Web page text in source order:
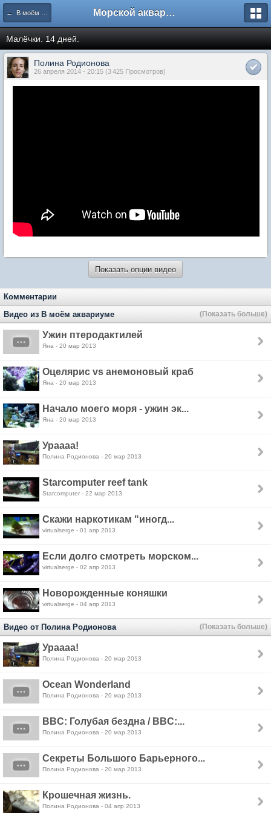
← В моём аквариуме Морской аквариум. Форумы ReefCentral.ru
Малёчки. 14 дней.
Полина Родионова
26 апреля 2014 - 20:15 (3 425 Просмотров)
Показать опции видео
Комментарии
Видео из В моём аквариуме
(Показать больше)
Ужин птеродактилей
Яна - 20 мар 2013
Оцелярис vs анемоновый краб
Яна - 20 мар 2013
Начало моего моря - ужин эк...
Яна - 20 мар 2013
Ураааа!
Полина Родионова - 20 мар 2013
Starcomputer reef tank
Starcomputer - 22 мар 2013
Скажи наркотикам "иногд...
virtualserge - 01 апр 2013
Если долго смотреть морском...
virtualserge - 02 апр 2013
Новорожденные коняшки
virtualserge - 04 апр 2013
Видео от Полина Родионова (Показать больше)
Ураааа!
Полина Родионова - 20 мар 2013
Ocean Wonderland
Полина Родионова - 20 мар 2013
BBC: Голубая бездна / BBC:...
Полина Родионова - 20 мар 2013
Секреты Большого Барьерного...
Полина Родионова - 20 мар 2013
Крошечная жизнь.
Полина Родионова - 04 апр 2013